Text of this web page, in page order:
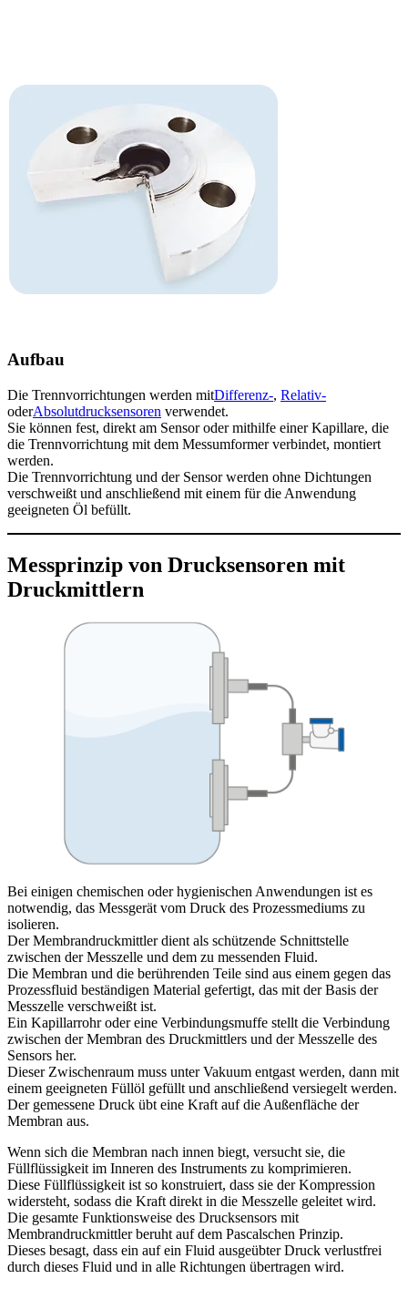
Aufbau
Die Trennvorrichtungen werden mitDifferenz-, Relativ-
oderAbsolutdrucksensoren verwendet.
Sie können fest, direkt am Sensor oder mithilfe einer Kapillare, die
die Trennvorrichtung mit dem Messumformer verbindet, montiert
werden.
Die Trennvorrichtung und der Sensor werden ohne Dichtungen
verschweißt und anschließend mit einem für die Anwendung
geeigneten Öl befüllt.
Messprinzip von Drucksensoren mit
Druckmittlern
Bei einigen chemischen oder hygienischen Anwendungen ist es
notwendig, das Messgerät vom Druck des Prozessmediums zu
isolieren.
Der Membrandruckmittler dient als schützende Schnittstelle
zwischen der Messzelle und dem zu messenden Fluid.
Die Membran und die berührenden Teile sind aus einem gegen das
Prozessfluid beständigen Material gefertigt, das mit der Basis der
Messzelle verschweißt ist.
Ein Kapillarrohr oder eine Verbindungsmuffe stellt die Verbindung
zwischen der Membran des Druckmittlers und der Messzelle des
Sensors her.
Dieser Zwischenraum muss unter Vakuum entgast werden, dann mit
einem geeigneten Füllöl gefüllt und anschließend versiegelt werden.
Der gemessene Druck übt eine Kraft auf die Außenfläche der
Membran aus.
Wenn sich die Membran nach innen biegt, versucht sie, die
Füllflüssigkeit im Inneren des Instruments zu komprimieren.
Diese Füllflüssigkeit ist so konstruiert, dass sie der Kompression
widersteht, sodass die Kraft direkt in die Messzelle geleitet wird.
Die gesamte Funktionsweise des Drucksensors mit
Membrandruckmittler beruht auf dem Pascalschen Prinzip.
Dieses besagt, dass ein auf ein Fluid ausgeübter Druck verlustfrei
durch dieses Fluid und in alle Richtungen übertragen wird.